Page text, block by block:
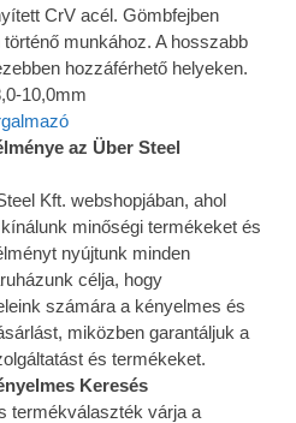
CrV acél. Gömbfejben
munkához. A hosszabb
hozzáférhető helyeken.
10,0mm
az Über Steel
Kft. webshopjában, ahol
minőségi termékeket és
nyújtunk minden
célja, hogy
számára a kényelmes és
miközben garantáljuk a
és termékeket.
Keresés
termékválaszték várja a